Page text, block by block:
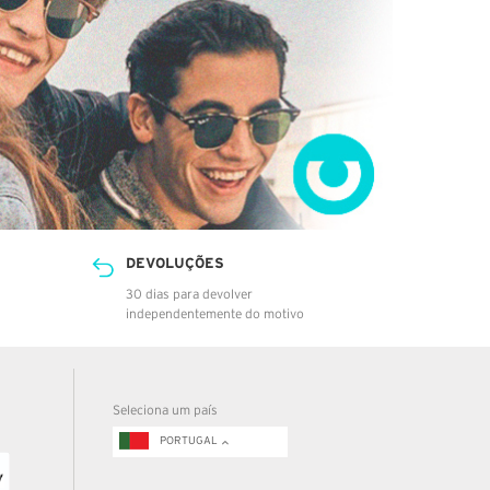
DEVOLUÇÕES
30 dias para devolver
independentemente do motivo
Seleciona um país
PORTUGAL